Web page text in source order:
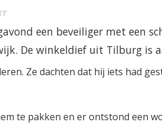
een beveiliger met een
De winkeldief uit Tilburg is
Ze dachten dat hij iets had
te pakken en er ontstond een